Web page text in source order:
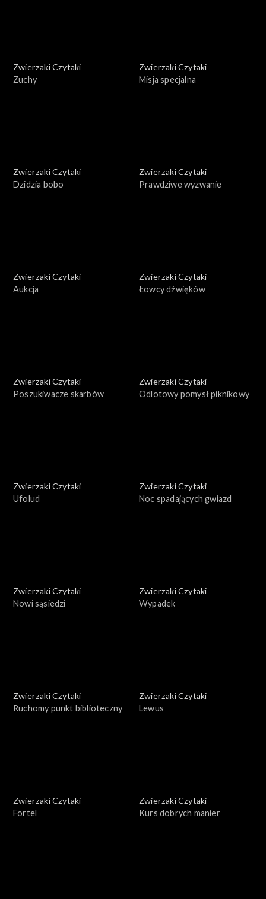
Zwierzaki Czytaki
Zuchy
Zwierzaki Czytaki
Misja specjalna
Zwierzaki Czytaki
Dzidzia bobo
Zwierzaki Czytaki
Prawdziwe wyzwanie
Zwierzaki Czytaki
Aukcja
Zwierzaki Czytaki
Łowcy dźwięków
Zwierzaki Czytaki
Poszukiwacze skarbów
Zwierzaki Czytaki
Odlotowy pomysł piknikowy
Zwierzaki Czytaki
Ufolud
Zwierzaki Czytaki
Noc spadających gwiazd
Zwierzaki Czytaki
Nowi sąsiedzi
Zwierzaki Czytaki
Wypadek
Zwierzaki Czytaki
Ruchomy punkt biblioteczny
Zwierzaki Czytaki
Lewus
Zwierzaki Czytaki
Fortel
Zwierzaki Czytaki
Kurs dobrych manier